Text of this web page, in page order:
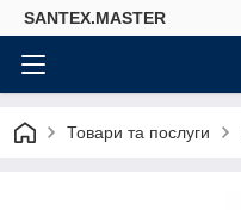
SANTEX.MASTER
Товари та послуги